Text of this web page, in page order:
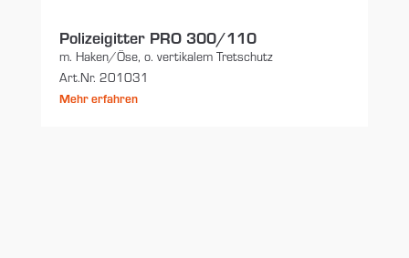
Polizeigitter PRO 300/110
m. Haken/Öse, o. vertikalem Tretschutz
Art.Nr. 201031
Mehr erfahren